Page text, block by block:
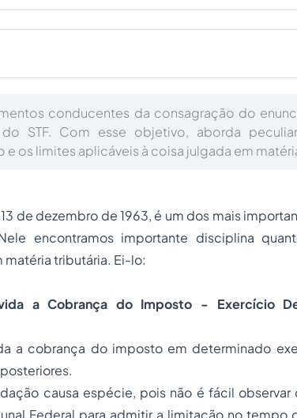
conducentes da consagração do
STF. Com esse objetivo, aborda
os limites aplicáveis à coisa julgada em
de dezembro de 1963, é um dos mais
encontramos importante disciplina
tributária. Ei-lo:
a Cobrança do Imposto - Exercício
a cobrança do imposto em determinado
causa espécie, pois não é fácil
Federal para admitir a limitação no tempo